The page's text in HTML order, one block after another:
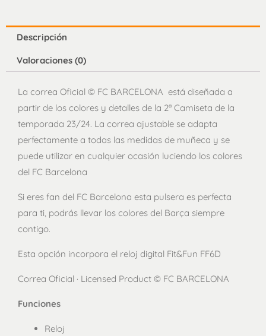
Digital
Descripción
Valoraciones (0)
La correa Oficial © FC BARCELONA está diseñada a
partir de los colores y detalles de la 2ª Camiseta de la
temporada 23/24. La correa ajustable se adapta
perfectamente a todas las medidas de muñeca y se
puede utilizar en cualquier ocasión luciendo los colores
del FC Barcelona
Si eres fan del FC Barcelona esta pulsera es perfecta
para ti, podrás llevar los colores del Barça siempre
contigo.
Esta opción incorpora el reloj digital Fit&Fun FF6D
Correa Oficial · Licensed Product © FC BARCELONA
Funciones
Reloj